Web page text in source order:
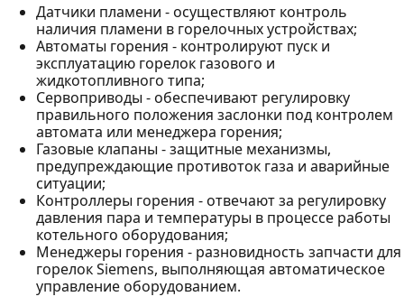
Датчики пламени - осуществляют контроль
наличия пламени в горелочных устройствах;
Автоматы горения - контролируют пуск и
эксплуатацию горелок газового и
жидкотопливного типа;
Сервоприводы - обеспечивают регулировку
правильного положения заслонки под контролем
автомата или менеджера горения;
Газовые клапаны - защитные механизмы,
предупреждающие противоток газа и аварийные
ситуации;
Контроллеры горения - отвечают за регулировку
давления пара и температуры в процессе работы
котельного оборудования;
Менеджеры горения - разновидность запчасти для
горелок Siemens, выполняющая автоматическое
управление оборудованием.